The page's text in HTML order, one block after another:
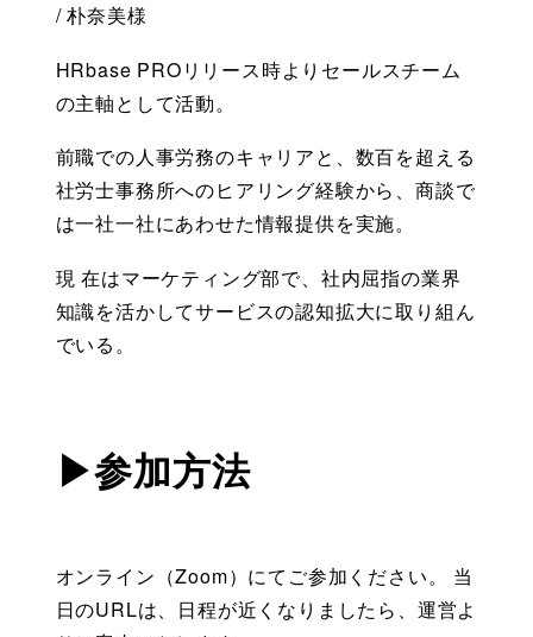
/ 朴奈美様
HRbase PROリリース時よりセールスチーム
の主軸として活動。
前職での人事労務のキャリアと、数百を超える
社労士事務所へのヒアリング経験から、商談で
は一社一社にあわせた情報提供を実施。
現 在はマーケティング部で、社内屈指の業界
知識を活かしてサービスの認知拡大に取り組ん
でいる。
▶参加方法
オンライン（Zoom）にてご参加ください。 当
日のURLは、日程が近くなりましたら、運営よ